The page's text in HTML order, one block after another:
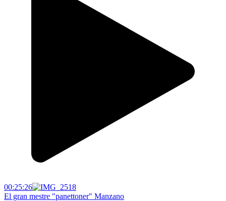
00:25:26
El gran mestre "panettoner" Manzano